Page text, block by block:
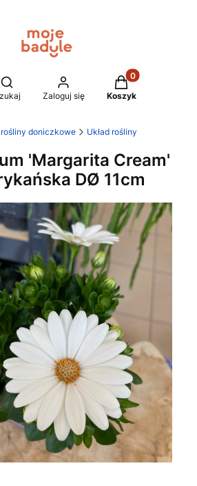
Otwórz wyszukiwarkę
Zaloguj się
Produkty w
Koszyk
doniczkowe Układ rośliny
'Margarita Cream'
DØ 11cm